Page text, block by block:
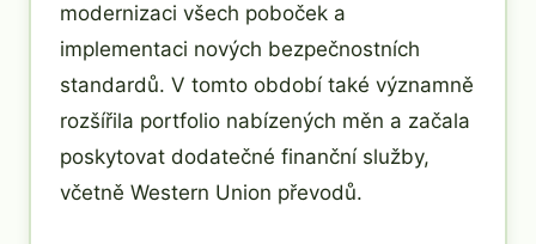
modernizaci všech poboček a
implementaci nových bezpečnostních
standardů. V tomto období také významně
rozšířila portfolio nabízených měn a začala
poskytovat dodatečné finanční služby,
včetně Western Union převodů.